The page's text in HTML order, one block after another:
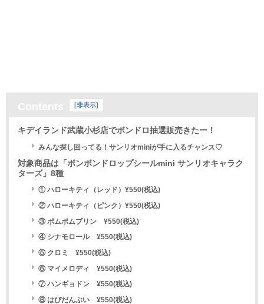
非表示
キデイランド武蔵小杉店でボンドロ抽選販売きたー！
みんな探し回ってる！サンリオminiが手に入るチャンス♡
対象商品は「ボンボンドロップシールmini サンリオキャラク
ターズ」8種
① ハローキティ（レッド）¥550(税込)
② ハローキティ（ピンク）¥550(税込)
③ ポムポムプリン ¥550(税込)
④ シナモロール ¥550(税込)
⑤ クロミ ¥550(税込)
⑥ マイメロディ ¥550(税込)
⑦ ハンギョドン ¥550(税込)
⑧ はぴだんぶい ¥550(税込)